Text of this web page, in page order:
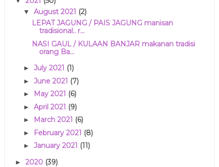
▼ August 2021 (2)
LEPAT JAGUNG / PAIS JAGUNG manisan
tradisional.. r...
NASI GAUL / KULAAN BANJAR makanan tradisi
orang Ba...
► July 2021 (1)
► June 2021 (7)
► May 2021 (6)
► April 2021 (9)
► March 2021 (6)
► February 2021 (8)
► January 2021 (11)
► 2020 (39)